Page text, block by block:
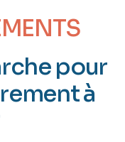
pour
à